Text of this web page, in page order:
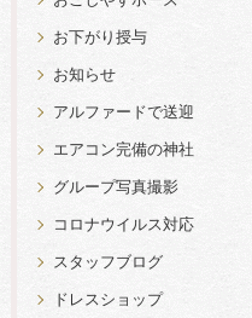
お下がり授与
お知らせ
アルファードで送迎
エアコン完備の神社
グループ写真撮影
コロナウイルス対応
スタッフブログ
ドレスショップ